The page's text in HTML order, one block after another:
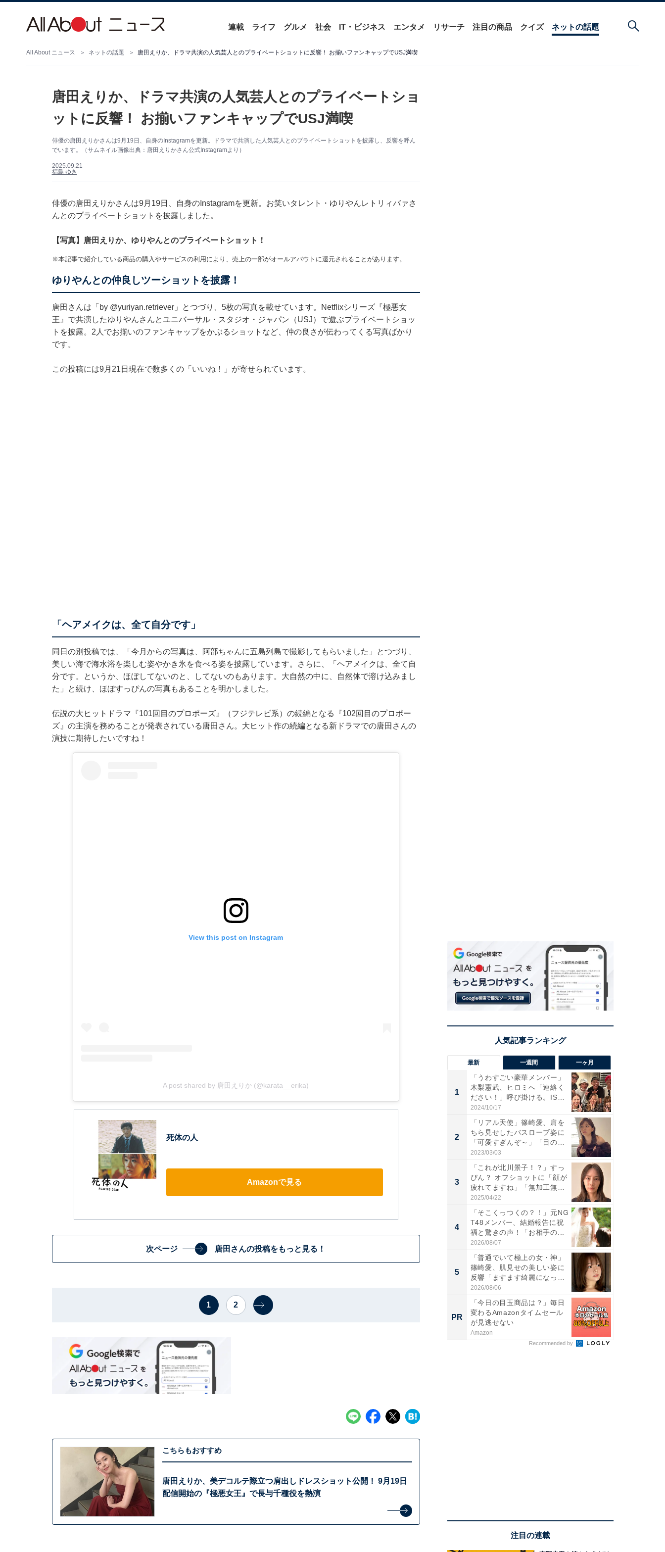
連載 ライフ グルメ 社会 IT・ビジネス エンタメ リサーチ 注目の商品 クイズ ネットの話題
All About ニュース ネットの話題 唐田えりか、ドラマ共演の人気芸人とのプライベートショットに反響！ お揃いファンキャップでUSJ満喫
唐田えりか、ドラマ共演の人気芸人とのプライベートショ
ットに反響！ お揃いファンキャップでUSJ満喫
俳優の唐田えりかさんは9月19日、自身のInstagramを更新。ドラマで共演した人気芸人とのプライベートショットを披露し、反響を呼ん
でいます。（サムネイル画像出典：唐田えりかさん公式Instagramより）
2025.09.21
福島 ゆき
俳優の唐田えりかさんは9月19日、自身のInstagramを更新。お笑いタレント・ゆりやんレトリィバァさ
んとのプライベートショットを披露しました。
【写真】唐田えりか、ゆりやんとのプライベートショット！
※本記事で紹介している商品の購入やサービスの利用により、売上の一部がオールアバウトに還元されることがあります。
ゆりやんとの仲良しツーショットを披露！
唐田さんは「by @yuriyan.retriever」とつづり、5枚の写真を載せています。Netflixシリーズ『極悪女
王』で共演したゆりやんさんとユニバーサル・スタジオ・ジャパン（USJ）で遊ぶプライベートショッ
トを披露。2人でお揃いのファンキャップをかぶるショットなど、仲の良さが伝わってくる写真ばかり
です。
この投稿には9月21日現在で数多くの「いいね！」が寄せられています。
「ヘアメイクは、全て自分です」
同日の別投稿では、「今月からの写真は、阿部ちゃんに五島列島で撮影してもらいました」とつづり、
美しい海で海水浴を楽しむ姿やかき氷を食べる姿を披露しています。さらに、「ヘアメイクは、全て自
分です。というか、ほぼしてないのと、してないのもあります。大自然の中に、自然体で溶け込みまし
た」と続け、ほぼすっぴんの写真もあることを明かしました。
伝説の大ヒットドラマ『101回目のプロポーズ』（フジテレビ系）の続編となる『102回目のプロポー
ズ』の主演を務めることが発表されている唐田さん。大ヒット作の続編となる新ドラマでの唐田さんの
演技に期待したいですね！
View this post on Instagram
A post shared by 唐田えりか (@karata__erika)
死体の人
Amazonで見る
次ページ 唐田さんの投稿をもっと見る！
1 2
こちらもおすすめ
唐田えりか、美デコルテ際立つ肩出しドレスショット公開！ 9月19日
配信開始の『極悪女王』で長与千種役を熱演
最新 一週間 一ヶ月
1
「うわすごい豪華メンバー」
木梨憲武、ヒロミへ「連絡く
ださい！」呼び掛ける。IS
S...
2024/10/17
2
「リアル天使」篠崎愛、肩を
ちら見せしたバスローブ姿に
「可愛すぎんぞ～」「目の表
情...
2023/03/03
3
「これが北川景子！？」すっ
ぴん？ オフショットに「顔が
疲れてますね」「無加工無
表...
2025/04/22
4
「そこくっつくの？！」元NG
T48メンバー、結婚報告に祝
福と驚きの声！「お相手の...
2026/08/07
5
「普通でいて極上の女・神」
篠崎愛、肌見せの美しい姿に
反響「ますます綺麗になって
い...
2026/08/06
PR
「今日の目玉商品は？」毎日
変わるAmazonタイムセール
が見逃せない
Amazon
Recommended by
注目の連載